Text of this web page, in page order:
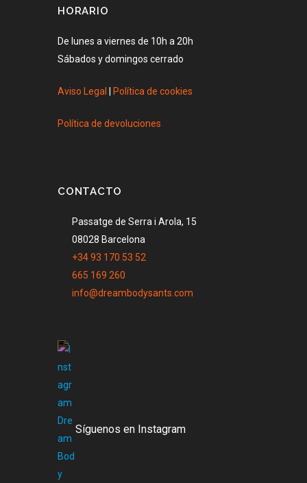
HORARIO
De lunes a viernes de 10h a 20h
Sábados y domingos cerrado
Aviso Legal Política de cookies
Política de devoluciones
CONTACTO
Passatge de Serra i Arola, 15
08028 Barcelona
+34 93 170 53 52
665 169 260
info@dreambodysants.com
Síguenos en Instagram